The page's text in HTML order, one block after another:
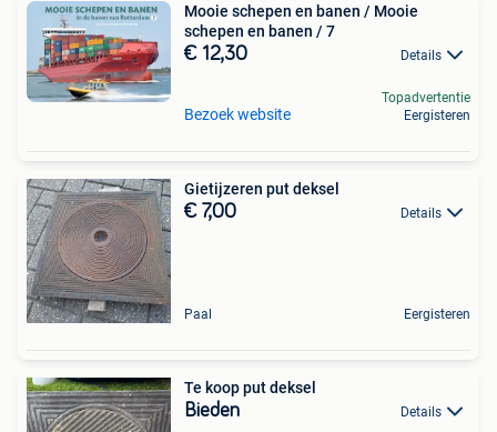
Mooie schepen en banen / Mooie
schepen en banen / 7
€ 12,30 Details
Bezoek website
Topadvertentie
Eergisteren
Gietijzeren put deksel
€ 7,00 Details
Paal Eergisteren
Te koop put deksel
Bieden Details